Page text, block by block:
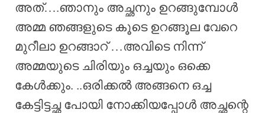
അത്….ഞാനും അച്ഛനും ഉറങ്ങുമ്പോൾ
അമ്മ ഞങ്ങളുടെ കൂടെ ഉറങ്ങൂല വേറെ
മുറീലാ ഉറങ്ങാറ് …അവിടെ നിന്ന്
അമ്മയുടെ ചിരിയും ഒച്ചയും ഒക്കെ
കേൾക്കും. ..ഒരിക്കൽ അങ്ങനെ ഒച്ച
കേട്ടിട്ടച്ഛ പോയി നോക്കിയപ്പോൾ അച്ഛന്റെ